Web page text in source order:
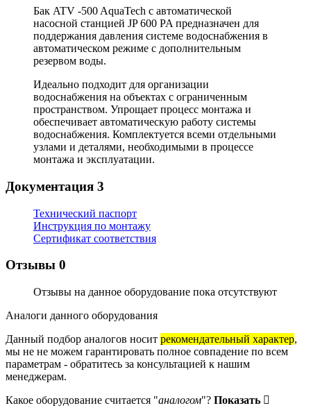
Бак ATV -500 AquaTech с автоматической
насосной станцией JP 600 PA предназначен для
поддержания давления системе водоснабжения в
автоматическом режиме с дополнительным
резервом воды.
Идеально подходит для организации
водоснабжения на объектах с ограниченным
пространством. Упрощает процесс монтажа и
обеспечивает автоматическую работу системы
водоснабжения. Комплектуется всеми отдельными
узлами и деталями, необходимыми в процессе
монтажа и эксплуатации.
Документация 3
Технический паспорт
Инструкция по монтажу
Сертификат соответствия
Отзывы 0
Отзывы на данное оборудование пока отсутствуют
Аналоги данного оборудования
Данный подбор аналогов носит рекомендательный характер,
мы не не можем гарантировать полное совпадение по всем
параметрам - обратитесь за консультацией к нашим
менеджерам.
Какое оборудование считается "аналогом"? Показать